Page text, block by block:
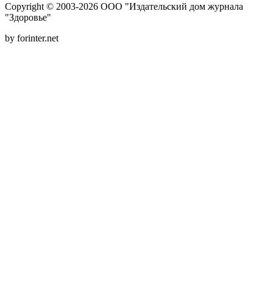
Copyright © 2003-2026 ООО "Издательский дом журнала
"Здоровье"
by forinter.net